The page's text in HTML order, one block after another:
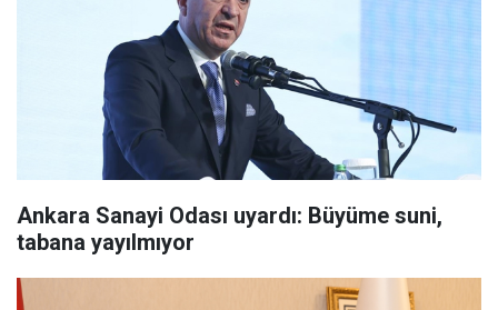
Ankara Sanayi Odası uyardı: Büyüme suni,
tabana yayılmıyor